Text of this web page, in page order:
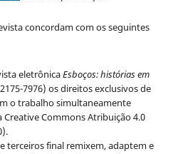
concordam com os seguintes
eletrônicaEsboços: histórias em
7976) os direitos exclusivos de
o trabalho simultaneamente
Creative Commons Atribuição 4.0
terceiros final remixem, adaptem e